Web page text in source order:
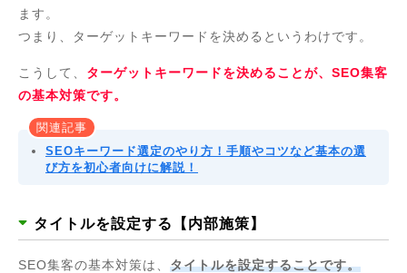
ます。
つまり、ターゲットキーワードを決めるというわけです。
こうして、 ターゲットキーワードを決めることが、SEO集客
の基本対策です。
関連記事
SEOキーワード選定のやり方！手順やコツなど基本の選
び方を初心者向けに解説！
タイトルを設定する【内部施策】
SEO集客の基本対策は、 タイトルを設定することです。